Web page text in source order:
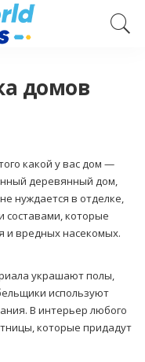
домов
какой у вас дом —
деревянный дом,
нуждается в отделке,
составами, которые
и вредных насекомых.
украшают полы,
используют
В интерьер любого
которые придадут